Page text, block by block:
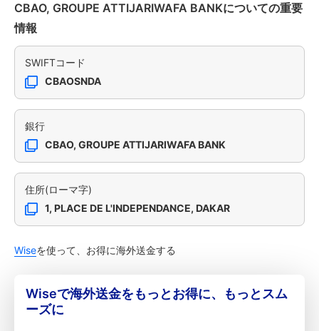
CBAO, GROUPE ATTIJARIWAFA BANKについての重要
情報
SWIFTコード
CBAOSNDA
銀行
CBAO, GROUPE ATTIJARIWAFA BANK
住所(ローマ字)
1, PLACE DE L'INDEPENDANCE, DAKAR
Wiseを使って、お得に海外送金する
Wiseで海外送金をもっとお得に、もっとスム
ーズに